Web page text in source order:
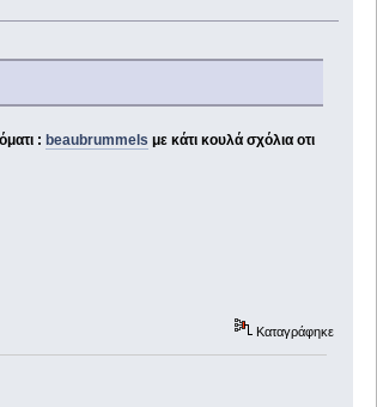
: beaubrummels με κάτι κουλά σχόλια οτι
Καταγράφηκε